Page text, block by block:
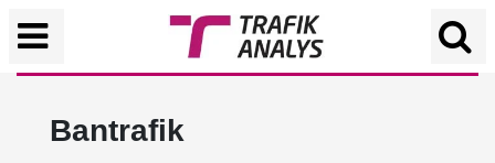
Bantrafik